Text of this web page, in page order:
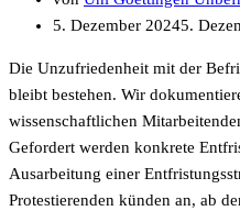
5. Dezember 20245.
Die Unzufriedenheit mit der
bleibt bestehen. Wir
wissenschaftlichen
Gefordert werden konkrete
Ausarbeitung einer
Protestierenden künden an, ab